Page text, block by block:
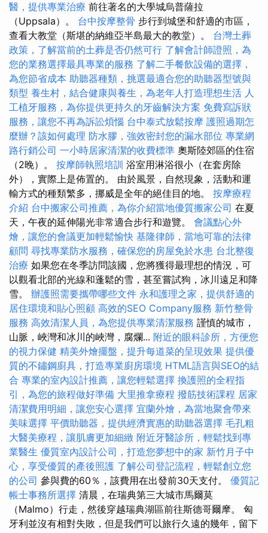
醫，提供專業治療 前往著名的大學城烏普薩拉
（Uppsala）。 台中按摩整骨 步行到城堡和舒適的市區，
查看大教堂（斯堪的納維亞半島最大的教堂）。 台灣土葬
政策，了解當前的土葬是否仍然可行 了解會計師證照，為
您的業務選擇最具專業的服務 了解二手餐飲設備的選擇，
為您節省成本 助聽器種類，挑選最適合您的助聽器型號與
類型 養生村，結合健康與養生，為老年人打造理想生活 人
工植牙服務，為你提供更持久的牙齒解決方案 免費寫訴狀
服務，讓您不再為訴訟煩惱 台中泰式放鬆按摩 護照過期怎
麼辦？該如何處理 防水膠，強效密封您的漏水部位 專業網
路行銷公司 一小時居家清潔的收費標準 奧斯陸郊區的住宿
（2晚）。 按摩師執照培訓 浴室用淋浴很小（在套房除
外），實際上是佈置的。 由於風景，自然現象，活動和運
輸方式的種類繁多，挪威是全年的絕佳目的地。 按摩療程
介紹 台中搬家公司推薦，為你介紹當地優質搬家公司 在夏
天，午夜的延伸陽光非常適合步行和遊覽。 會議點心外
燴，讓您的會議更加輕鬆愉快 基隆律師，當地可靠的法律
顧問 尋找專業防水服務，確保您的房屋免於水患 台北整復
治療 如果您在冬季訪問該國，您將獲得最理想的情況，可
以觀看北部的光線和蓬鬆的雪，甚至嘗試狗，冰川遠足和降
雪。 辦護照需要攜帶哪些文件 永和護理之家，提供舒適的
居住環境和貼心照顧 高效的SEO Company服務 新竹整骨
服務 高效清潔人員，為您提供專業清潔服務 謹慎的城市，
山脈，峽灣和冰川的峽灣，腐爛... 附近的眼科診所，方便您
的視力保健 精美外燴擺盤，提升每道菜的呈現效果 提供優
質的不鏽鋼廚具，打造專業廚房環境 HTML語言與SEO的結
合 專業的室內設計推薦，讓您輕鬆選擇 換護照的全程指
引，為您的旅程做好準備 大里推拿療程 撥筋技術課程 居家
清潔費用明細，讓您安心選擇 宜蘭外燴，為當地聚會帶來
美味選擇 平價助聽器，提供經濟實惠的助聽器選擇 毛孔粗
大醫美療程，讓肌膚更加細緻 附近牙醫診所，輕鬆找到專
業醫生 優質室內設計公司，打造您夢想中的家 新竹月子中
心，享受優質的產後照護 了解公司登記流程，輕鬆創立您
的公司 參與費的60％，該費用在出發前30天支付。 優質記
帳士事務所選擇 清晨，在瑞典第三大城市馬爾莫
（Malmo）行走，然後穿越瑞典湖區前往斯德哥爾摩。 匈
牙利並沒有相對失敗，但是我們可以旅行久遠的幾年，留下